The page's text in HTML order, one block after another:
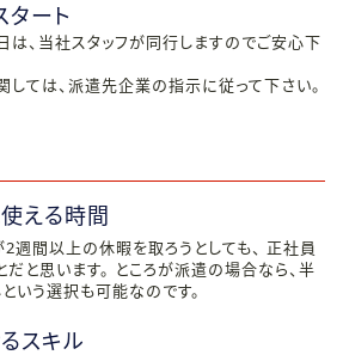
タート
は、当社スタッフが同行しますのでご安心下
しては、派遣先企業の指示に従って下さい。
える時間
週間以上の休暇を取ろうとしても、 正社員
だと思います。 ところが派遣の場合なら、半
いう選択も可能なのです。
スキル